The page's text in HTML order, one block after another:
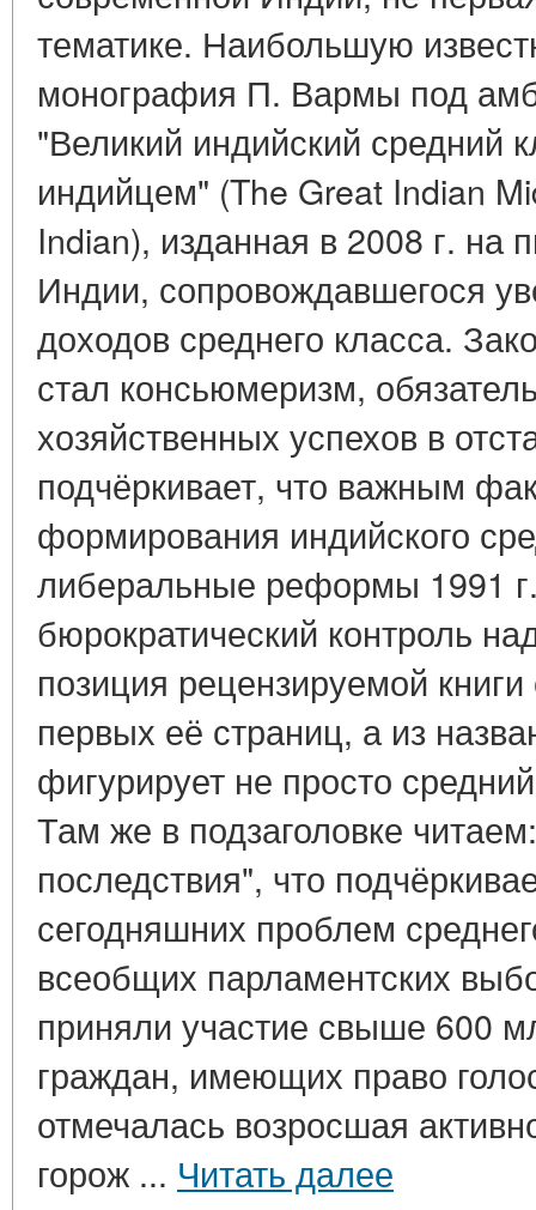
тематике. Наибольшую
монография П. Вармы под
"Великий индийский средний
индийцем" (The Great Indian
Indian), изданная в 2008 г. на
Индии, сопровождавшегося
доходов среднего класса.
стал консьюмеризм,
хозяйственных успехов в
подчёркивает, что важным
формирования индийского
либеральные реформы 1991
бюрократический контроль
позиция рецензируемой
первых её страниц, а из
фигурирует не просто
Там же в подзаголовке
последствия", что
сегодняшних проблем
всеобщих парламентских
приняли участие свыше 600
граждан, имеющих право
отмечалась возросшая
горож ... Читать далее